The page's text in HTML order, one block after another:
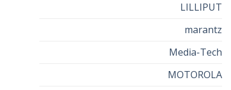
LILLIPUT
marantz
Media-Tech
MOTOROLA